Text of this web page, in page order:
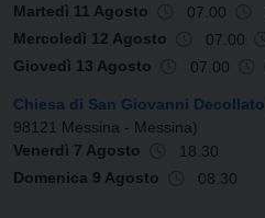
Martedì 11 Agosto
07.00
Mercoledì 12 Agosto
07.00
Giovedì 13 Agosto
07.00
Chiesa di San Giovanni Decollato
98121 Messina - Messina)
Venerdì 7 Agosto
18.30
Domenica 9 Agosto
08.30